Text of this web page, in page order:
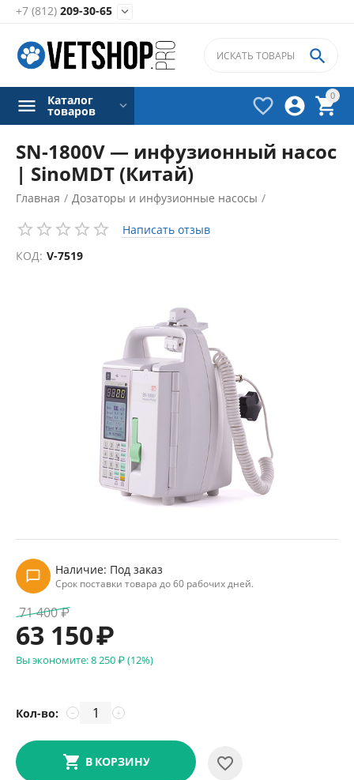
+7 (812) 209-30-65 
0




Каталог
товаров
SN-1800V — инфузионный насос
| SinoMDT (Китай)
Главная / Дозаторы и инфузионные насосы /
Инфузионные насосы /
Написать отзыв
КОД: V-7519
Наличие: Под заказ
Срок поставки товара до 60 рабочих дней.
71 400₽
63 150₽
Вы экономите:8 250₽(12%)
Кол-во: +
−
В КОРЗИНУ